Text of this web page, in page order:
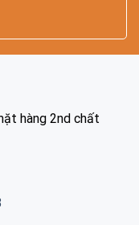
hàng 2nd chất